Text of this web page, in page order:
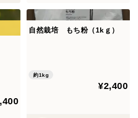
最高です。
・黒豆・小豆です。
天皇陛下が即位後初の稲刈りを
るマンゲツモチです。
自然栽培 もち粉（1kｇ）
約1kg
¥2,400